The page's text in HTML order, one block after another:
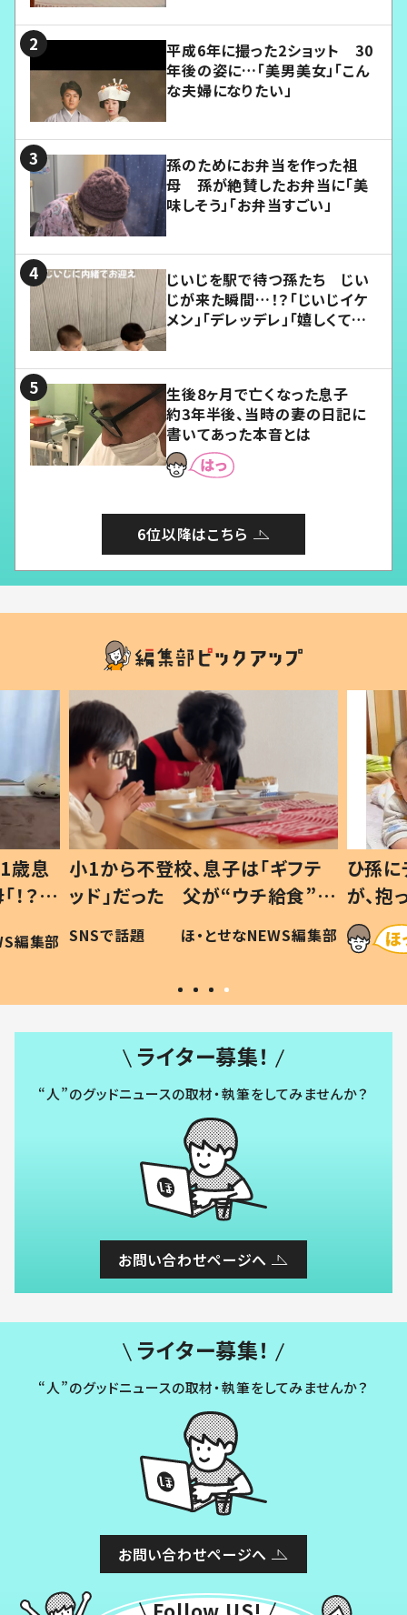
平成6年に撮った2ショット 30
年後の姿に…「美男美女」「こん
な夫婦になりたい」
孫のためにお弁当を作った祖
母 孫が絶賛したお弁当に「美
味しそう」「お弁当すごい」
じいじを駅で待つ孫たち じい
じが来た瞬間…！？「じいじイケ
メン」「デレッデレ」「嬉しくて可
生後8ヶ月で亡くなった息子
約3年半後、当時の妻の日記に
書いてあった本音とは
6位以降はこちら
歳息
？」
編集部
小1から不登校、息子は「ギフテ
ッド」だった 父が“ウチ給食”を
作り続ける理由とは #令和の親
#令和の子
SNSで話題 ほ・とせなNEWS編集部
ひ孫
が、
「涙が
い」
ライター募集！
“人”のグッドニュースの取材・執筆をしてみませんか？
お問い合わせページへ
ライター募集！
“人”のグッドニュースの取材・執筆をしてみませんか？
お問い合わせページへ